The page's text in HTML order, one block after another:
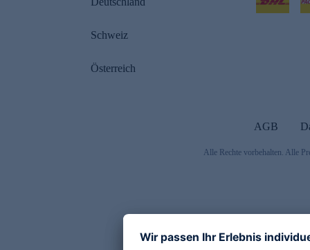
Schweiz
Österreich
AGB
Alle Rechte vorbehalten. Alle